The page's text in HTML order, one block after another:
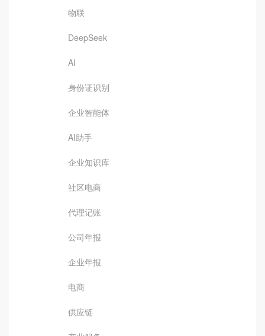
物联
DeepSeek
AI
身份证识别
企业智能体
AI助手
企业知识库
社区电商
代理记账
公司年报
企业年报
电商
供应链